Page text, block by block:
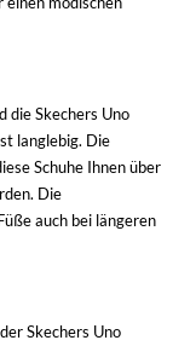
die Skechers Uno
langlebig. Die
Schuhe Ihnen über
Die
auch bei längeren
Skechers Uno